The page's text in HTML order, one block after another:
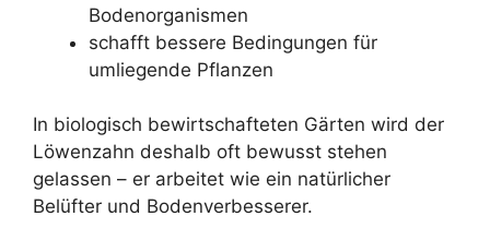
Bodenorganismen
schafft bessere Bedingungen für
umliegende Pflanzen
In biologisch bewirtschafteten Gärten wird der
Löwenzahn deshalb oft bewusst stehen
gelassen – er arbeitet wie ein natürlicher
Belüfter und Bodenverbesserer.